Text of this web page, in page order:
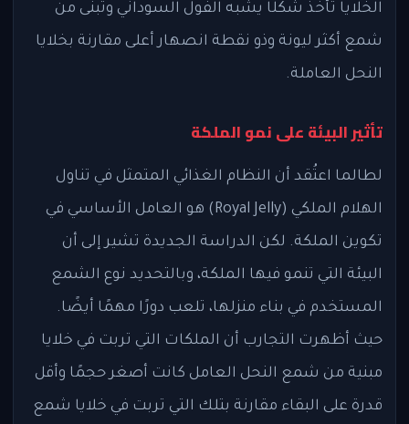
الخلايا تأخذ شكلًا يشبه الفول السوداني وتُبنى من
شمع أكثر ليونة وذو نقطة انصهار أعلى مقارنة بخلايا
النحل العاملة.
تأثير البيئة على نمو الملكة
لطالما اعتُقد أن النظام الغذائي المتمثل في تناول
الهلام الملكي (Royal Jelly) هو العامل الأساسي في
تكوين الملكة. لكن الدراسة الجديدة تشير إلى أن
البيئة التي تنمو فيها الملكة، وبالتحديد نوع الشمع
المستخدم في بناء منزلها، تلعب دورًا مهمًا أيضًا.
حيث أظهرت التجارب أن الملكات التي تربت في خلايا
مبنية من شمع النحل العامل كانت أصغر حجمًا وأقل
قدرة على البقاء مقارنة بتلك التي تربت في خلايا شمع